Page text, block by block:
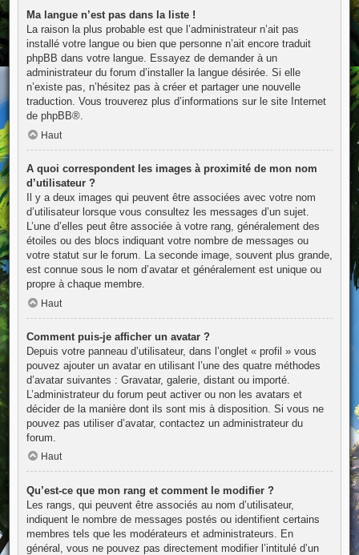
Ma langue n’est pas dans la liste !
La raison la plus probable est que l’administrateur n’ait pas
installé votre langue ou bien que personne n’ait encore traduit
phpBB dans votre langue. Essayez de demander à un
administrateur du forum d’installer la langue désirée. Si elle
n’existe pas, n’hésitez pas à créer et partager une nouvelle
traduction. Vous trouverez plus d’informations sur le site Internet
de phpBB®.
Haut
A quoi correspondent les images à proximité de mon nom
d’utilisateur ?
Il y a deux images qui peuvent être associées avec votre nom
d’utilisateur lorsque vous consultez les messages d’un sujet.
L’une d’elles peut être associée à votre rang, généralement des
étoiles ou des blocs indiquant votre nombre de messages ou
votre statut sur le forum. La seconde image, souvent plus grande,
est connue sous le nom d’avatar et généralement est unique ou
propre à chaque membre.
Haut
Comment puis-je afficher un avatar ?
Depuis votre panneau d’utilisateur, dans l’onglet « profil » vous
pouvez ajouter un avatar en utilisant l’une des quatre méthodes
d’avatar suivantes : Gravatar, galerie, distant ou importé.
L’administrateur du forum peut activer ou non les avatars et
décider de la manière dont ils sont mis à disposition. Si vous ne
pouvez pas utiliser d’avatar, contactez un administrateur du
forum.
Haut
Qu’est-ce que mon rang et comment le modifier ?
Les rangs, qui peuvent être associés au nom d’utilisateur,
indiquent le nombre de messages postés ou identifient certains
membres tels que les modérateurs et administrateurs. En
général, vous ne pouvez pas directement modifier l’intitulé d’un